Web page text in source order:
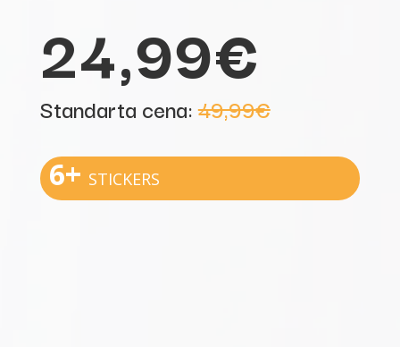
24,99€
Standarta cena:49,99€
6+ STICKERS